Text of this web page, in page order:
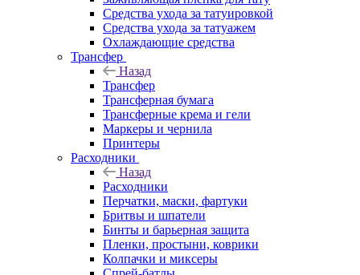
Средства ухода за татуировкой
Средства ухода за татуажем
Охлаждающие средства
Трансфер
Назад
Трансфер
Трансферная бумага
Трансферные крема и гели
Маркеры и чернила
Принтеры
Расходники
Назад
Расходники
Перчатки, маски, фартуки
Бритвы и шпатели
Бинты и барьерная защита
Пленки, простыни, коврики
Колпачки и миксеры